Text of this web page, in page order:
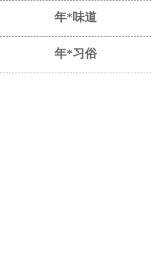
年*味道
年*习俗